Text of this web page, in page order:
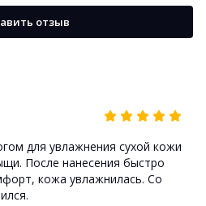
для увлажнения сухой кожи
После нанесения быстро
кожа увлажнилась. Со
отзыв